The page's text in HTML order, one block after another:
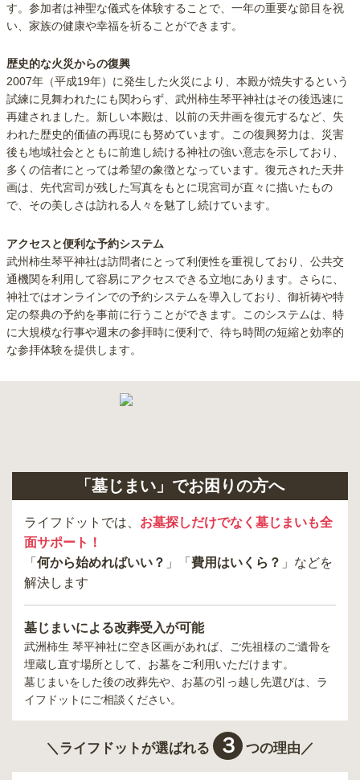
す。参加者は神聖な儀式を体験することで、一年の重要な節目を祝
い、家族の健康や幸福を祈ることができます。
歴史的な火災からの復興
2007年（平成19年）に発生した火災により、本殿が焼失するという
試練に見舞われたにも関わらず、武州柿生琴平神社はその後迅速に
再建されました。新しい本殿は、以前の天井画を復元するなど、失
われた歴史的価値の再現にも努めています。この復興努力は、災害
後も地域社会とともに前進し続ける神社の強い意志を示しており、
多くの信者にとっては希望の象徴となっています。復元された天井
画は、先代宮司が残した写真をもとに現宮司が直々に描いたもの
で、その美しさは訪れる人々を魅了し続けています。
アクセスと便利な予約システム
武州柿生琴平神社は訪問者にとって利便性を重視しており、公共交
通機関を利用して容易にアクセスできる立地にあります。さらに、
神社ではオンラインでの予約システムを導入しており、御祈祷や特
定の祭典の予約を事前に行うことができます。このシステムは、特
に大規模な行事や週末の参拝時に便利で、待ち時間の短縮と効率的
な参拝体験を提供します。
「墓じまい」でお困りの方へ
ライフドットでは、 お墓探しだけでなく墓じまいも全
面サポート！
「 何から始めればいい？ 」「 費用はいくら？ 」などを
解決します
墓じまいによる改葬受入が可能
武洲柿生 琴平神社に空き区画があれば、ご先祖様のご遺骨を
埋蔵し直す場所として、お墓をご利用いただけます。
墓じまいをした後の改葬先や、お墓の引っ越し先選びは、ラ
イフドットにご相談ください。
＼ライフドットが選ばれる ３ つの理由／